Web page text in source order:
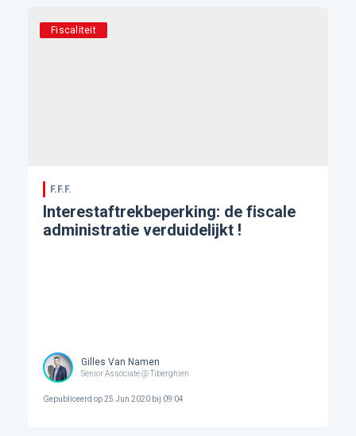
Fiscaliteit
F.F.F.
Interestaftrekbeperking: de fiscale
administratie verduidelijkt !
Gilles Van Namen
Senior Associate @ Tiberghien
Gepubliceerd op25 Jun 2020 bij 09:04